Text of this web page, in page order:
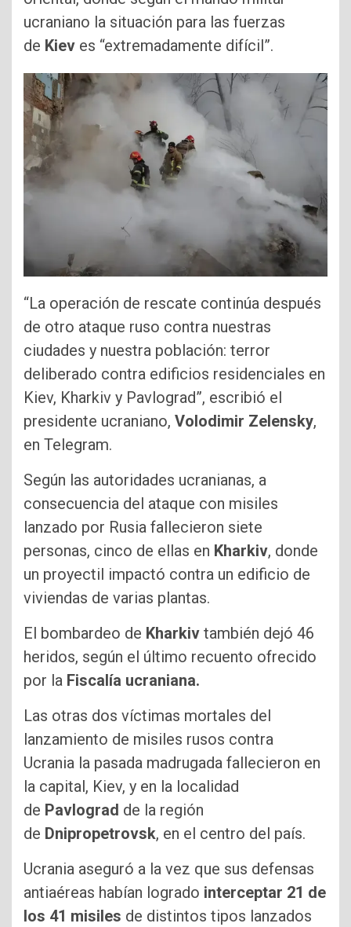
ucraniano la situación para las fuerzas
de Kiev es “extremadamente difícil”.
“La operación de rescate continúa después
de otro ataque ruso contra nuestras
ciudades y nuestra población: terror
deliberado contra edificios residenciales en
Kiev, Kharkiv y Pavlograd”, escribió el
presidente ucraniano, Volodimir Zelensky,
en Telegram.
Según las autoridades ucranianas, a
consecuencia del ataque con misiles
lanzado por Rusia fallecieron siete
personas, cinco de ellas en Kharkiv, donde
un proyectil impactó contra un edificio de
viviendas de varias plantas.
El bombardeo de Kharkiv también dejó 46
heridos, según el último recuento ofrecido
por la Fiscalía ucraniana.
Las otras dos víctimas mortales del
lanzamiento de misiles rusos contra
Ucrania la pasada madrugada fallecieron en
la capital, Kiev, y en la localidad
de Pavlograd de la región
de Dnipropetrovsk, en el centro del país.
Ucrania aseguró a la vez que sus defensas
antiaéreas habían logrado interceptar 21 de
los 41 misiles de distintos tipos lanzados